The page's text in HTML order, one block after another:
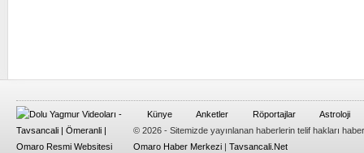
Künye Anketler Röportajlar
Astroloji
© 2026 - Sitemizde yayınlanan haberlerin telif hakları
Omaro Haber Merkezi |Tavsancali.Net